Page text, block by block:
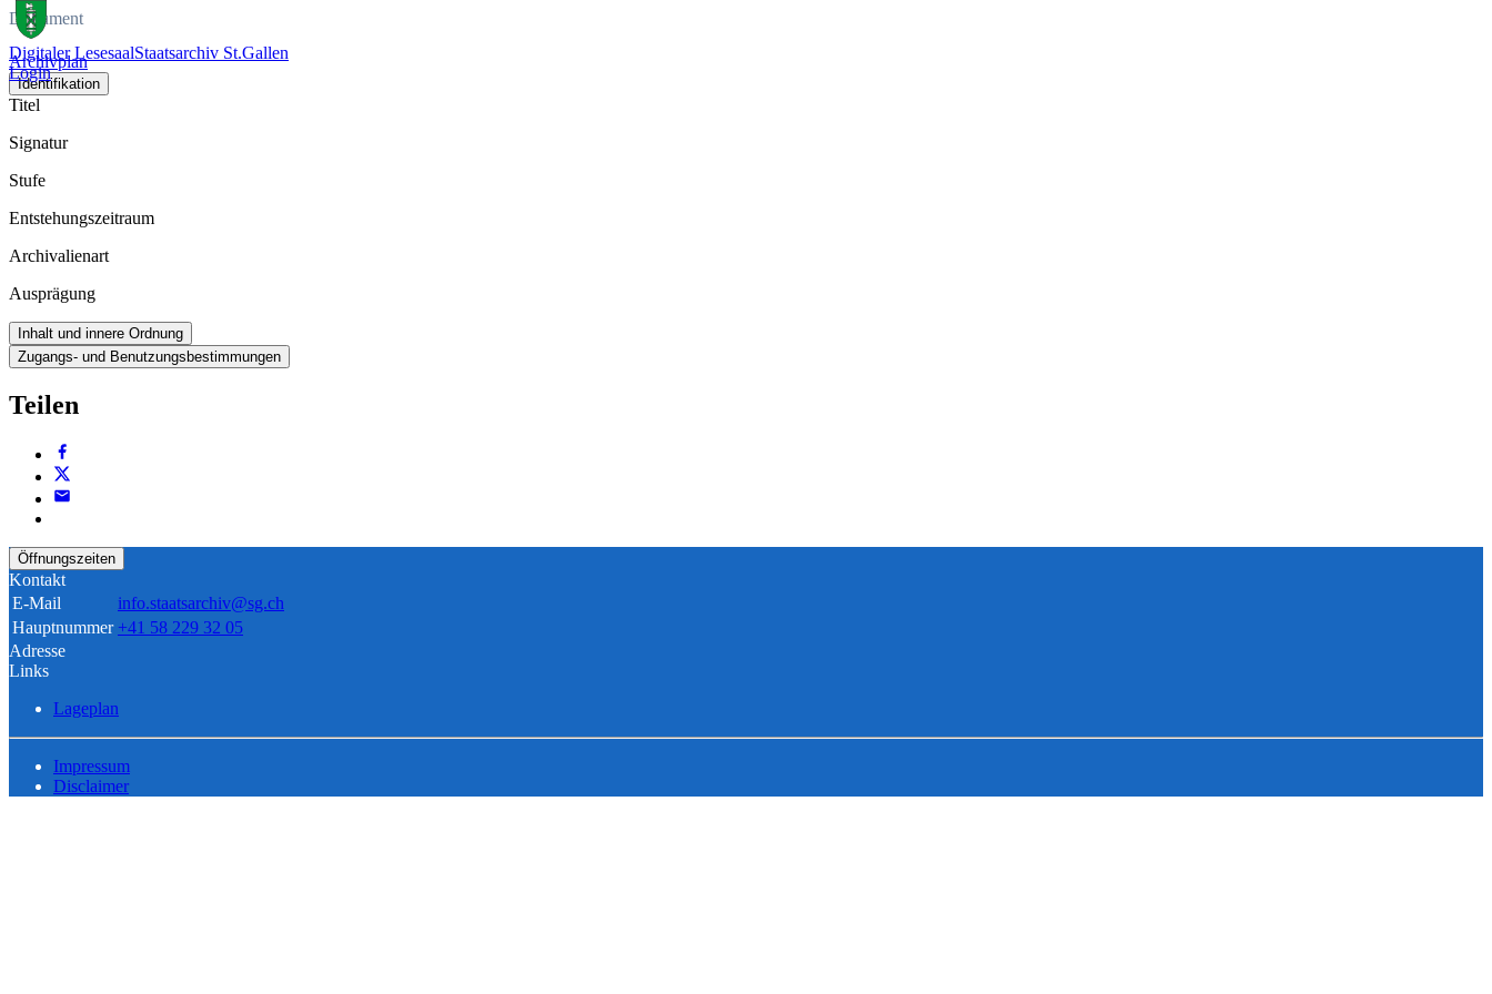
Digitaler LesesaalStaatsarchiv St.Gallen
Login
Dokument
Archivplan
Identifikation
Titel
Signatur
Stufe
Entstehungszeitraum
Archivalienart
Ausprägung
Inhalt und innere Ordnung
Zugangs- und Benutzungsbestimmungen
Teilen
Öffnungszeiten
Kontakt
E-Mail
info.staatsarchiv@sg.ch
Hauptnummer +41 58 229 32 05
Adresse
Links
Lageplan
Impressum
Disclaimer